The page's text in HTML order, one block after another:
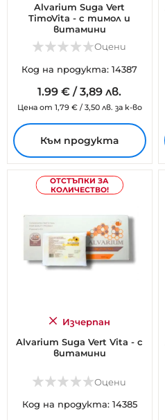
Alvarium Suga Vert
TimoVita - с тимол и
витамини
Оцени
Код на продукта: 14387
1.99 € /3,89 лв.
Цена от 1,79 €/ 3,50 лв. за к-во
Към продукта
ОТСТЪПКИ ЗА
КОЛИЧЕСТВО!
Изчерпан
Alvarium Suga Vert Vita - с
витамини
Оцени
Код на продукта: 14385